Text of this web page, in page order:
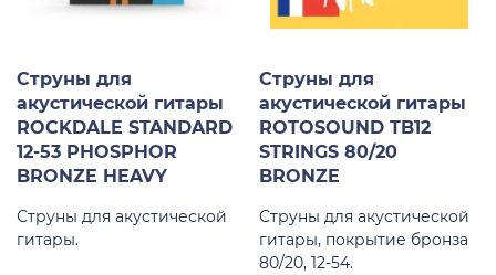
Струны для
акустической гитары
ROCKDALE STANDARD
12-53 PHOSPHOR
BRONZE HEAVY
Струны для акустической
гитары.
Струны для
акустической гитары
ROTOSOUND TB12
STRINGS 80/20
BRONZE
Струны для акустической
гитары, покрытие бронза
80/20, 12-54.